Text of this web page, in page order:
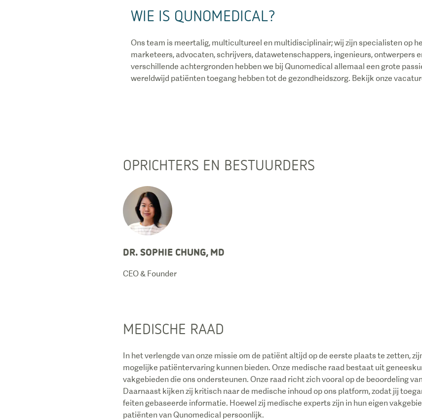
WIE IS QUNOMEDICAL?
Ons team is meertalig, multicultureel en multidisciplinair; wij zijn specialisten op
marketeers, advocaten, schrijvers, datawetenschappers, ingenieurs, ontwerpers
verschillende achtergronden hebben we bij Qunomedical allemaal een grote
wereldwijd patiënten toegang hebben tot de gezondheidszorg. Bekijk onze
OPRICHTERS EN BESTUURDERS
DR. SOPHIE CHUNG, MD
CEO & Founder
MEDISCHE RAAD
In het verlengde van onze missie om de patiënt altijd op de eerste plaats te zetten,
mogelijke patiëntervaring kunnen bieden. Onze medische raad bestaat uit
vakgebieden die ons ondersteunen. Onze raad richt zich vooral op de beoordeling
Daarnaast kijken zij kritisch naar de medische inhoud op ons platform, zodat jij
feiten gebaseerde informatie. Hoewel zij medische experts zijn in hun eigen
patiënten van Qunomedical persoonlijk.